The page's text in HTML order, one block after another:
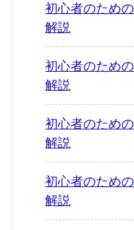
初心者のため
解説
初心者のため
解説
初心者のため
解説
初心者のため
解説